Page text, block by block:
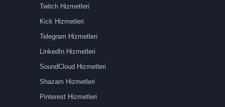
Twitch Hizmetleri
Kick Hizmetleri
Telegram Hizmetleri
LinkedIn Hizmetleri
SoundCloud Hizmetleri
Shazam Hizmetleri
Pinterest Hizmetleri